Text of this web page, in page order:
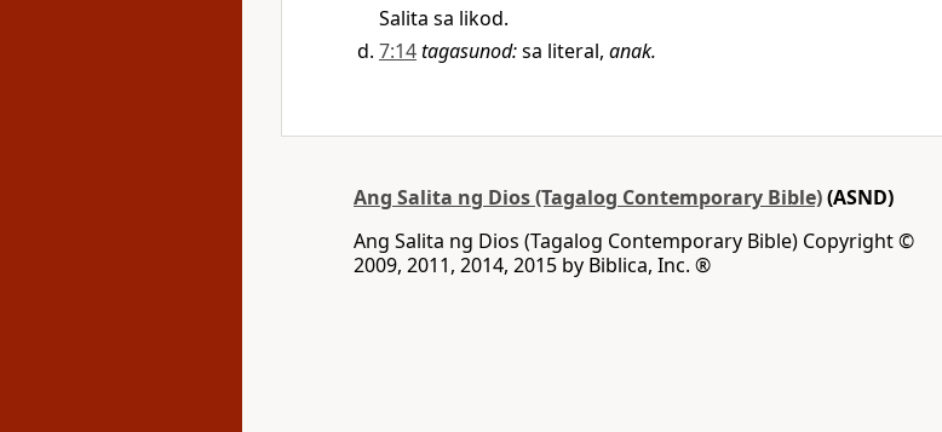
Salita sa likod.
7:14tagasunod:sa literal, anak.
Ang Salita ng Dios (Tagalog Contemporary Bible)(ASND)
Ang Salita ng Dios (Tagalog Contemporary Bible) Copyright ©
2009, 2011, 2014, 2015 by Biblica, Inc. ®